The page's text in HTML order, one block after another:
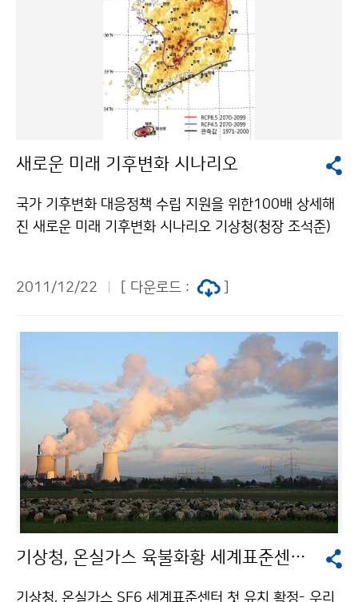
새로운 미래 기후변화 시나리오
국가 기후변화 대응정책 수립 지원을 위한100배 상세해
진 새로운 미래 기후변화 시나리오 기상청(청장 조석준)
m) 기후변화 시나리오를 발표하고 국가 기후변화 정책
는 지난 12월 9일 ´재난관리 개선 종합대책 국무총리 보
고회´에서 발표된 IPCC 5차 평가보고서용 새로운 온실가
스 시나리오(RCP*) 기반의 전지구와 한반도 기후변화 시
나리오를 사용하여 우리나라에 대해 1km 간격으로 미래
전망자료를 만든 것이다. 고해상도 시나리오는 기후요소
의 시·공간 변동에 가장 큰 영향을 주는 고도와 산악의 경
사, 방향, 거리, 해양도 등을 반영한 지역별 맞춤형 상세한
기후변화 정보이다. ※ RCP(Representative Concent
ration Pathways) : IPCC 5차 평가보고서를 위하여 IP
상도 : 전지구(135km) → 한반도(12.5km) → 남한상세
2011/12/22 [ 다운로드 :
기상청, 온실가스 육불화황 세계표준센터 첫 유치 확정
기상청, 온실가스 SF6 세계표준센터 첫 유치 확정- 우리